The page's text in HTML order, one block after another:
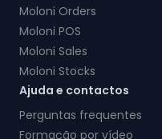
Moloni Orders
Moloni POS
Moloni Sales
Moloni Stocks
Ajuda e contactos
Perguntas frequentes
Formação por vídeo